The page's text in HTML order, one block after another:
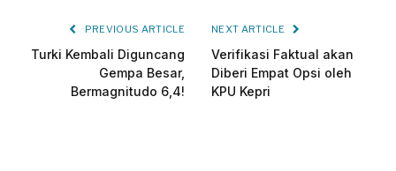
PREVIOUS ARTICLE
Turki Kembali Diguncang
Gempa Besar,
Bermagnitudo 6,4!
NEXT ARTICLE
Verifikasi Faktual akan
Diberi Empat Opsi oleh
KPU Kepri